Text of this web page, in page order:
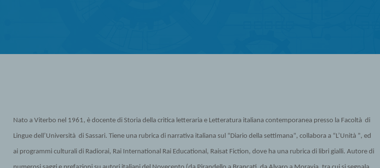
Nato a Viterbo nel 1961, è docente di Storia della critica letteraria e Letteratura italiana contemporanea presso la Facoltà di
Lingue dell’Università di Sassari. Tiene una rubrica di narrativa italiana sul “Diario della settimana”, collabora a “L’Unità ”, ed
ai programmi culturali di Radiorai, Rai International Rai Educational, Raisat Fiction, dove ha una rubrica di libri gialli. Autore di